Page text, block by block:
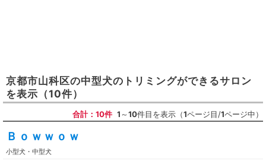
京都市山科区の中型犬のトリミングができるサロン
を表示 （10件）
合計：10件 1～10件目を表示（1ページ目/1ページ中）
Ｂｏｗｗｏｗ
小型犬・中型犬